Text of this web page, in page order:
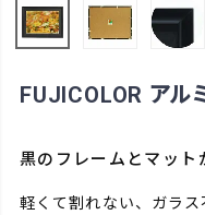
FUJICOLOR アル
黒のフレームとマット
軽くて割れない、ガラス